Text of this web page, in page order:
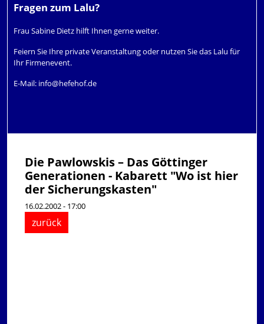
Fragen zum Lalu?
Frau Sabine Dietz hilft Ihnen gerne weiter.
Feiern Sie Ihre private Veranstaltung oder nutzen Sie das Lalu für
Ihr Firmenevent.
E-Mail: info@hefehof.de
Die Pawlowskis – Das Göttinger
Generationen - Kabarett "Wo ist hier
der Sicherungskasten"
16.02.2002 - 17:00
zurück